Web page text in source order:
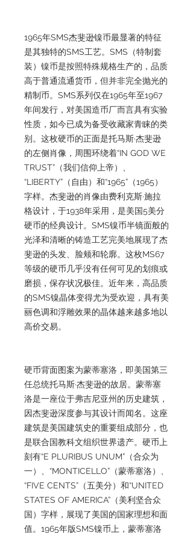
1965年SMS杰斐逊镍币最显著的特征
是其独特的SMS工艺。SMS（特制套
装）镍币是按照特殊规格生产的，品质
高于普通流通货币，但并非完全抛光的
精制币。SMS系列仅在1965年至1967
年间发行，对美国造币厂而言具有实验
性质，如今已成为备受收藏家青睐的类
别。这枚硬币的正面是托马斯·杰斐逊
的左侧肖像，周围环绕着“IN GOD WE
TRUST”（我们信仰上帝）、
“LIBERTY”（自由）和“1965”（1965）
字样。杰斐逊的肖像由费利克斯·施拉
格设计，于1938年采用，是美国5美分
硬币的经典设计。SMS镍币半镜面般的
光泽和清晰的铸造工艺完美地展现了杰
斐逊的头发、脸颊和轮廓。这枚MS67
等级的硬币几乎没有任何可见的划痕或
磨损，保存状况极佳。近年来，高品质
的SMS镍晶体变得尤为受欢迎，具有美
丽色调和浮雕效果的晶体越来越多地以
高价交易。
硬币背面图案为蒙蒂塞洛，即美国第三
任总统托马斯·杰斐逊的故居。蒙蒂塞
洛是一座位于弗吉尼亚州的历史建筑，
因杰斐逊深度参与其设计而闻名。这座
建筑是美国建筑史的重要组成部分，也
是联合国教科文组织世界遗产。硬币上
刻有“E PLURIBUS UNUM”（合众为
一）、“MONTICELLO”（蒙蒂塞洛）、
“FIVE CENTS”（五美分）和“UNITED
STATES OF AMERICA”（美利坚合众
国）字样，展现了美国的国家理想和面
值。1965年版SMS镍币上，蒙蒂塞洛